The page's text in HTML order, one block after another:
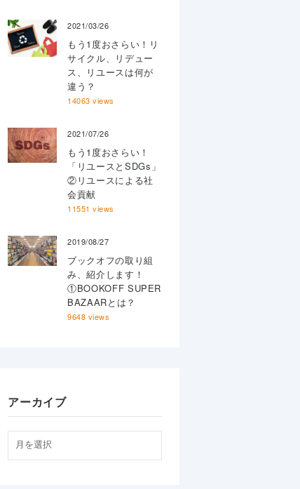
2021/03/26
もう1度おさらい！リ
サイクル、リデュー
ス、リユースは何が
違う？
14063 views
2021/07/26
もう1度おさらい！
「リユースとSDGs」
②リユースによる社
会貢献
11551 views
2019/08/27
ブックオフの取り組
み、紹介します！
①BOOKOFF SUPER
BAZAARとは？
9648 views
アーカイブ